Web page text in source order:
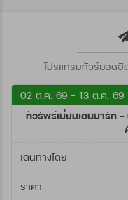
ถึงวันที่
โปรแกรมทัวร์ยอดฮิ
02 ต.ค. 69 - 13 ต.ค. 69
ทัวร์พรีเมี่ยมเดนมาร์ก -
เดินทางโดย
ราคา